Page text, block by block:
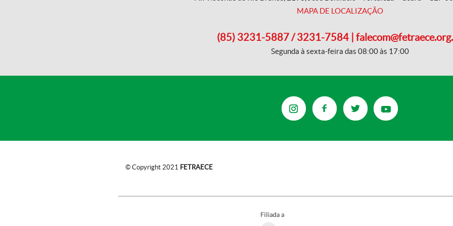
MAPA DE LOCALIZAÇÃO
(85) 3231-5887 / 3231-7584 |
Segunda à sexta-feira das 08:00 às 17:00
© Copyright 2021 FETRAECE